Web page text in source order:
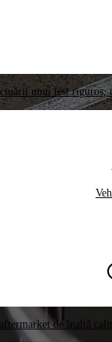
unui test
de înaltă